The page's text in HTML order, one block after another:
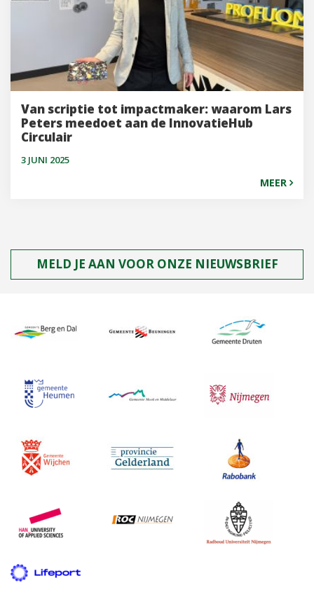
Van scriptie tot impactmaker: waarom Lars
Peters meedoet aan de InnovatieHub
Circulair
3 JUNI 2025
MEER
MELD JE AAN VOOR ONZE NIEUWSBRIEF